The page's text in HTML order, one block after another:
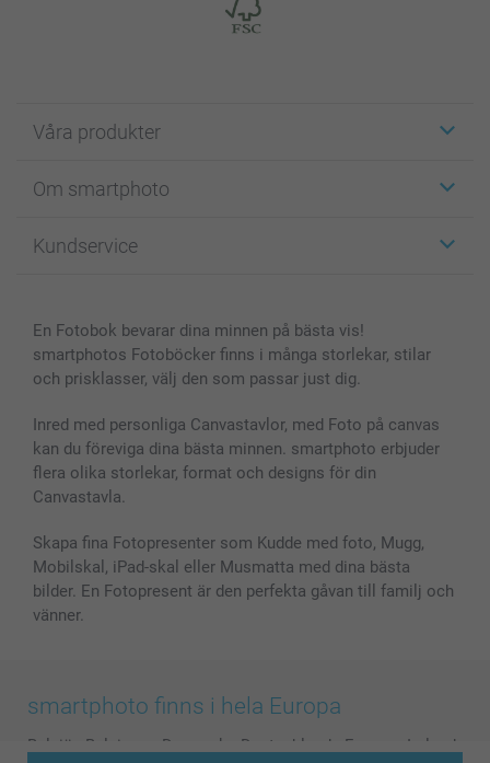
Våra produkter
Fotokort
Fotoböcker
Skal till Mobil & Surfplatta
MyNameBook
Fotoramar & Tillbehör
Presentkort
Alla fotoprodukter
Om smartphoto
För affiliates
Sitemap
Villkor och garantier
Kundservice
smartbonus
Priser & betalning
En Fotobok bevarar dina minnen på bästa vis!
smartphotos Fotoböcker finns i många storlekar, stilar
och prisklasser, välj den som passar just dig.
Inred med personliga Canvastavlor, med Foto på canvas
kan du föreviga dina bästa minnen. smartphoto erbjuder
flera olika storlekar, format och designs för din
Canvastavla.
Skapa fina Fotopresenter som Kudde med foto, Mugg,
Mobilskal, iPad-skal eller Musmatta med dina bästa
bilder. En Fotopresent är den perfekta gåvan till familj och
vänner.
smartphoto finns i hela Europa
België Belgique Danmark Deutschland France Ireland